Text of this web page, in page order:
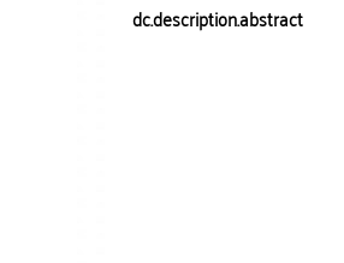
dc.description.abstract